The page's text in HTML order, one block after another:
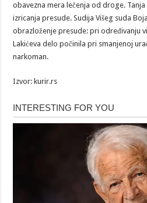
obavezna mera lečenja od droge.
izricanja presude. Sudija Višeg suda
obrazloženje presude: pri određivanju
Lakićeva delo počinila pri smanjenoj
narkoman.
Izvor: kurir.rs